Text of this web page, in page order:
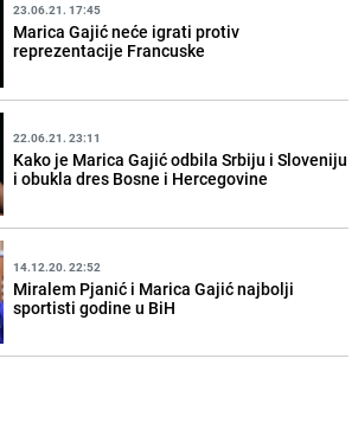
23.06.21. 17:45
Marica Gajić neće igrati protiv
reprezentacije Francuske
22.06.21. 23:11
Kako je Marica Gajić odbila Srbiju i Sloveniju
i obukla dres Bosne i Hercegovine
14.12.20. 22:52
Miralem Pjanić i Marica Gajić najbolji
sportisti godine u BiH